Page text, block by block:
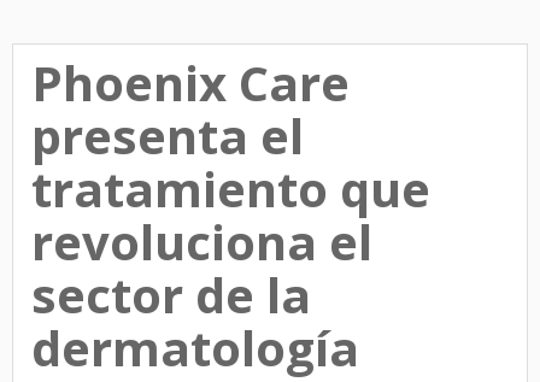
Phoenix Care
presenta el
tratamiento que
revoluciona el
sector de la
dermatología